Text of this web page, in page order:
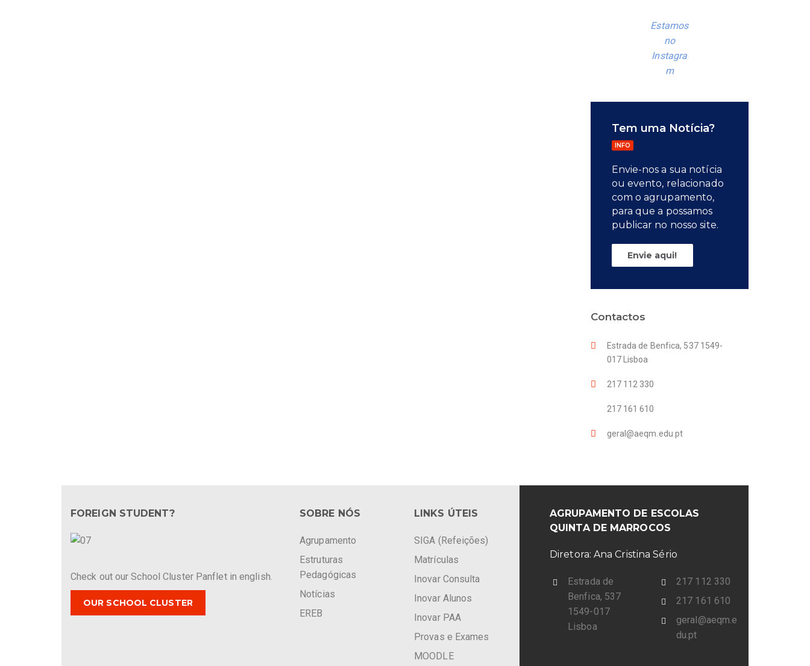
Estamos
no
Instagra
m
Tem uma Notícia?
INFO
Envie-nos a sua notícia
ou evento, relacionado
com o agrupamento,
para que a possamos
publicar no nosso site.
Envie aqui!
Contactos
Estrada de Benfica, 537 1549-
017 Lisboa
217 112 330
217 161 610
geral@aeqm.edu.pt
FOREIGN STUDENT?
Check out our School Cluster Panflet in english.
OUR SCHOOL CLUSTER
SOBRE NÓS
Agrupamento
Estruturas
Pedagógicas
Notícias
EREB
LINKS ÚTEIS
SIGA (Refeições)
Matrículas
Inovar Consulta
Inovar Alunos
Inovar PAA
Provas e Exames
MOODLE
AGRUPAMENTO DE ESCOLAS
QUINTA DE MARROCOS
Diretora: Ana Cristina Sério
Estrada de
Benfica, 537
1549-017
Lisboa
217 112 330
217 161 610
geral@aeqm.e
du.pt